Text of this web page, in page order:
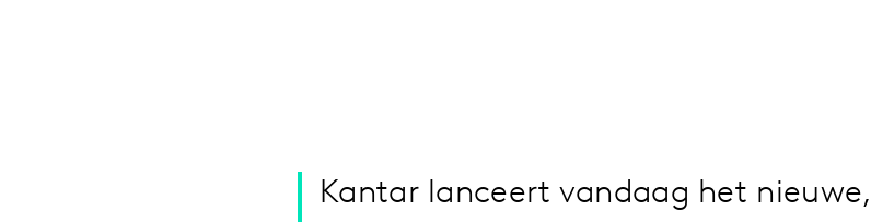
Kantar lanceert vandaag het